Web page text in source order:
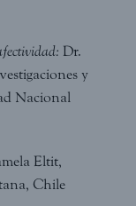
Dr.
y
Nacional
Eltit,
Chile